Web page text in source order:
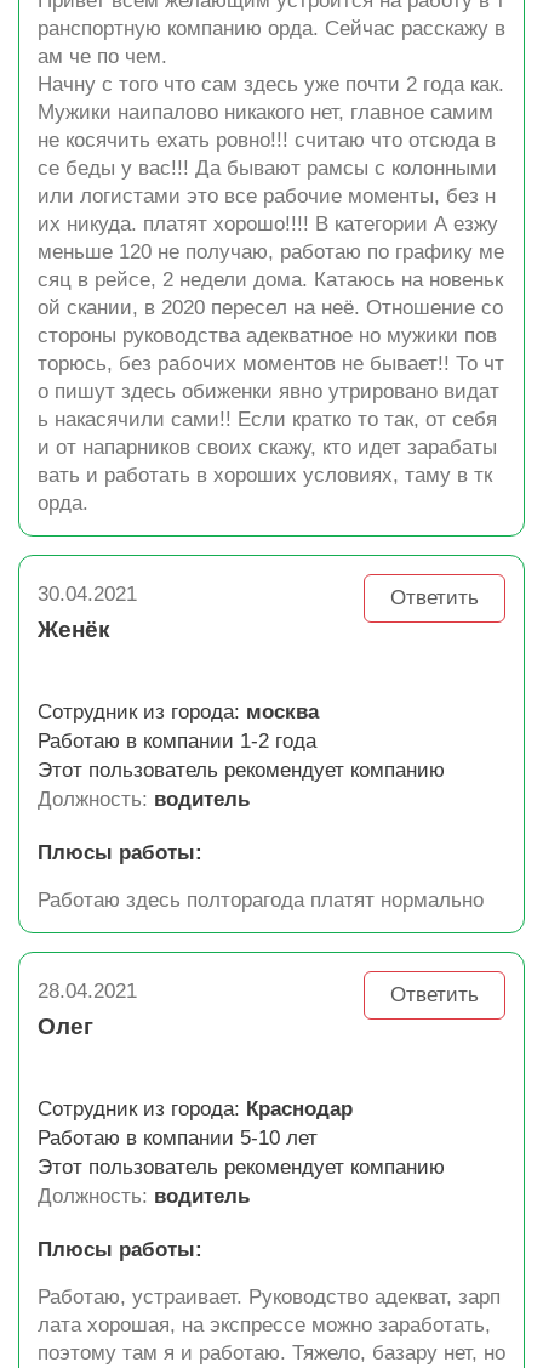
ранспортную компанию орда. Сейчас расскажу в
ам че по чем.
Начну с того что сам здесь уже почти 2 года как.
Мужики наипалово никакого нет, главное самим
не косячить ехать ровно!!! считаю что отсюда в
се беды у вас!!! Да бывают рамсы с колонными
или логистами это все рабочие моменты, без н
их никуда. платят хорошо!!!! В категории А езжу
меньше 120 не получаю, работаю по графику ме
сяц в рейсе, 2 недели дома. Катаюсь на новеньк
ой скании, в 2020 пересел на неё. Отношение со
стороны руководства адекватное но мужики пов
торюсь, без рабочих моментов не бывает!! То чт
о пишут здесь обиженки явно утрировано видат
ь накасячили сами!! Если кратко то так, от себя
и от напарников своих скажу, кто идет зарабаты
вать и работать в хороших условиях, таму в тк
орда.
30.04.2021 Ответить
Женёк
Сотрудник из города: москва
Работаю в компании 1-2 года
Этот пользователь рекомендует компанию
Должность: водитель
Плюсы работы:
Работаю здесь полторагода платят нормально
28.04.2021 Ответить
Олег
Сотрудник из города: Краснодар
Работаю в компании 5-10 лет
Этот пользователь рекомендует компанию
Должность: водитель
Плюсы работы:
Работаю, устраивает. Руководство адекват, зарп
лата хорошая, на экспрессе можно заработать,
поэтому там я и работаю. Тяжело, базару нет, но